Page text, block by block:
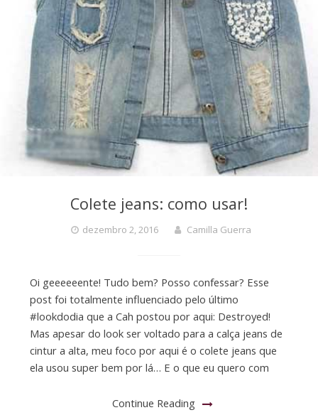
Colete jeans: como usar!
dezembro 2, 2016 Camilla Guerra
Oi geeeeeente! Tudo bem? Posso confessar? Esse
post foi totalmente influenciado pelo último
#lookdodia que a Cah postou por aqui: Destroyed!
Mas apesar do look ser voltado para a calça jeans de
cintur a alta, meu foco por aqui é o colete jeans que
ela usou super bem por lá… E o que eu quero com
Continue Reading